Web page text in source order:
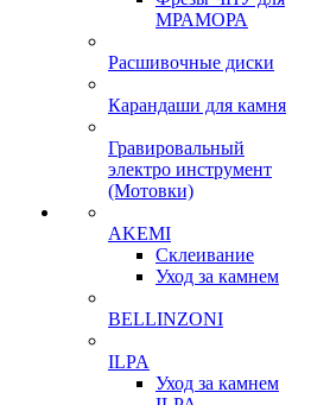
МРАМОРА
Расшивочные диски
Карандаши для камня
Гравировальный
электро инструмент
(Мотовки)
AKEMI
Склеивание
Уход за камнем
BELLINZONI
ILPA
Уход за камнем